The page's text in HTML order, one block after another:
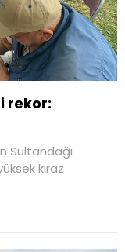
rekor:
Sultandağı
kiraz